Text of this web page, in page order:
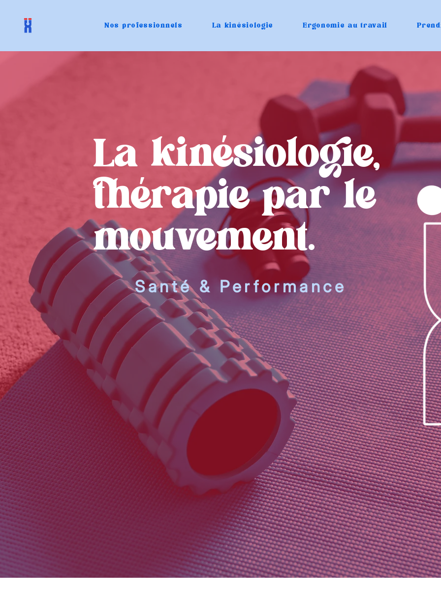
Nos professionnels La kinésiologie Ergonomie au travail
La kinésiologie,
thérapie par le
mouvement.
Santé & Performance